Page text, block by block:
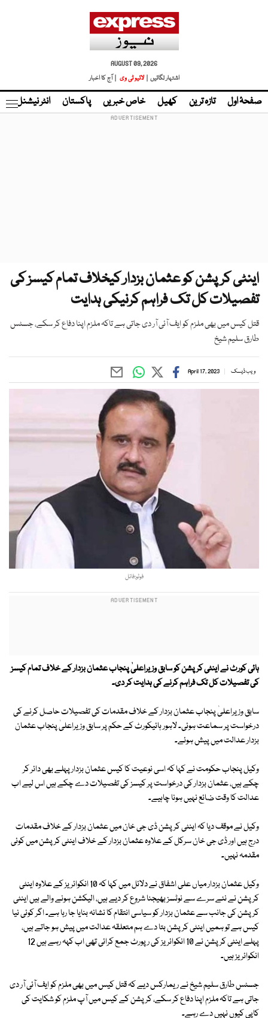
AUGUST 09, 2026
اشتہار لگائیں |
لائیو ٹی وی | آج کا اخبار
صفحۂ اول تازہ ترین کھیل خاص خبریں پاکستان انٹر نیشنل
اینٹی کرپشن کو عثمان بزدار کیخلاف تمام کیسز کی
تفصیلات کل تک فراہم کرنیکی ہدایت
قتل کیس میں بھی ملزم کو ایف آئی آر دی جاتی ہے تاکہ ملزم اپنا دفاع کر سکے، جسٹس
طارق سلیم شیخ
ویب ڈیسک April 17, 2023
فوٹو:فائل
ہائی کورٹ نے اینٹی کرپشن کو سابق وزیراعلیٰ پنجاب عثمان بزدار کے خلاف تمام کیسز
کی تفصیلات کل تک فراہم کرنے کی ہدایت کر دی۔
سابق وزیراعلیٰ پنجاب عثمان بزدار کے خلاف مقدمات کی تفصیلات حاصل کرنے کی
درخواست پر سماعت ہوئی۔ لاہور ہائیکورٹ کے حکم پر سابق وزیراعلیٰ پنجاب عثمان
بزدار عدالت میں پیش ہوئے۔
وکیل پنجاب حکومت نے کہا کہ اسی نوعیت کا کیس عثمان بزدار پہلے بھی دائر کر
چکے ہیں، عثمان بزدار کی درخواست پر کیسز کی تفصیلات دے چکے ہیں اس لیے اب
عدالت کا وقت ضائع نہیں ہونا چاہیے۔
وکیل نے موقف دیا کہ اینٹی کرپشن ڈی جی خان میں عثمان بزدار کے خلاف مقدمات
درج ہیں اور ڈی جی خان سرکل کے علاوہ عثمان بزدار کے خلاف اینٹی کرپشن میں کوئی
مقدمہ نہیں۔
وکیل عثمان بزدار میاں علی اشفاق نے دلائل میں کہا کہ 10 انکوائریز کے علاوہ اینٹی
کرپشن نے نئے سرے سے نوٹسز بھیجنا شروع کر دیے ہیں، الیکشن ہونے والے ہیں اینٹی
کرپشن کی جانب سے عثمان بزدار کو سیاسی انتقام کا نشانہ بنایا جا رہا ہے۔ اگر کوئی نیا
کیس ہے تو ہمیں اینٹی کرپشن بتا دے ہم متعلقہ عدالت میں پیش ہو جاتے ہیں،
پہلے اینٹی کرپشن نے 10 انکوائریز کی رپورٹ جمع کرائی تھی اب کہہ رہے ہیں 12
انکوائریز ہیں۔
جسٹس طارق سلیم شیخ نے ریمارکس دیے کہ قتل کیس میں بھی ملزم کو ایف آئی آر دی
جاتی ہے تاکہ ملزم اپنا دفاع کر سکے، کرپشن کے کیس میں آپ ملزم کو شکایت کی
کاپی کیوں نہیں دے رہے۔